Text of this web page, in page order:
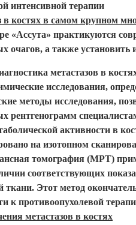
интенсивной терапии
в костях в самом крупном
«Ассута» практикуются
очагов, а также
метастазов в
исследования,
методы исследования,
рентгенограмм
активности в
на изотопном
томография (МРТ)
соответствующих
ткани. Этот метод
к противоопухолевой
метастазов в костях